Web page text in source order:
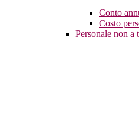
Conto
Costo
Personale non a